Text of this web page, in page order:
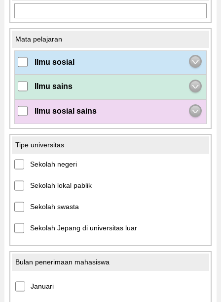
Mata pelajaran
Ilmu sosial
Ilmu sains
Ilmu sosial sains
Tipe universitas
Sekolah negeri
Sekolah lokal pablik
Sekolah swasta
Sekolah Jepang di universitas luar
Bulan penerimaan mahasiswa
Januari